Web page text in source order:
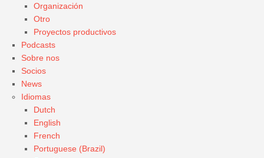
Organización
Otro
Proyectos productivos
Podcasts
Sobre nos
Socios
News
Idiomas
Dutch
English
French
Portuguese (Brazil)